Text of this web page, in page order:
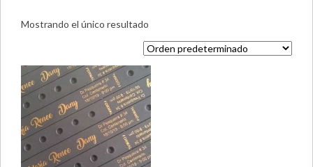
Mostrando el único resultado